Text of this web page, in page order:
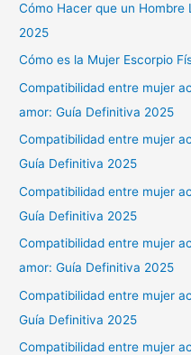
Cómo Hacer que un Hombre
2025
Cómo es la Mujer Escorpio
Compatibilidad entre mujer
amor: Guía Definitiva 2025
Compatibilidad entre mujer
Guía Definitiva 2025
Compatibilidad entre mujer
Guía Definitiva 2025
Compatibilidad entre mujer
amor: Guía Definitiva 2025
Compatibilidad entre mujer
Guía Definitiva 2025
Compatibilidad entre mujer